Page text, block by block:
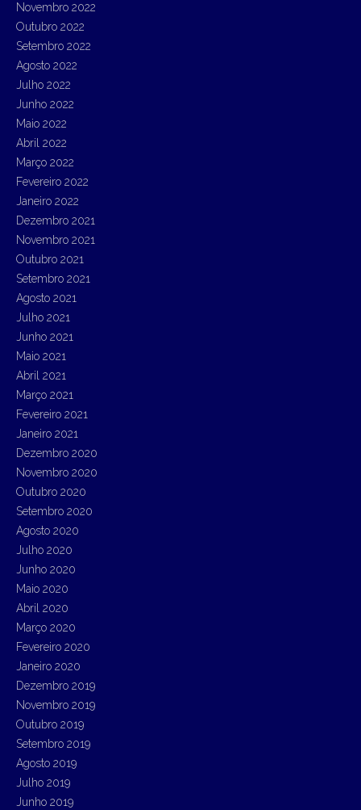
Novembro 2022
Outubro 2022
Setembro 2022
Agosto 2022
Julho 2022
Junho 2022
Maio 2022
Abril 2022
Março 2022
Fevereiro 2022
Janeiro 2022
Dezembro 2021
Novembro 2021
Outubro 2021
Setembro 2021
Agosto 2021
Julho 2021
Junho 2021
Maio 2021
Abril 2021
Março 2021
Fevereiro 2021
Janeiro 2021
Dezembro 2020
Novembro 2020
Outubro 2020
Setembro 2020
Agosto 2020
Julho 2020
Junho 2020
Maio 2020
Abril 2020
Março 2020
Fevereiro 2020
Janeiro 2020
Dezembro 2019
Novembro 2019
Outubro 2019
Setembro 2019
Agosto 2019
Julho 2019
Junho 2019